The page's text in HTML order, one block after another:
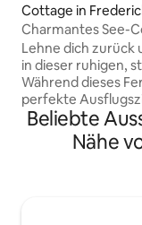
Cottage in
Charmantes See-
und Kajaks
Lehne dich zurück
in dieser ruhigen,
Während dieses
perfekte
Familie ist, macht
sich
herumzukommen. Du bist nur: 20
Beliebte
Nähe